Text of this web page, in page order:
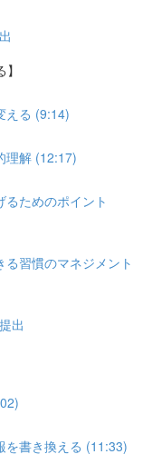
える (9:14)
理解 (12:17)
ためのポイント
習慣のマネジメント
出
書き換える (11:33)